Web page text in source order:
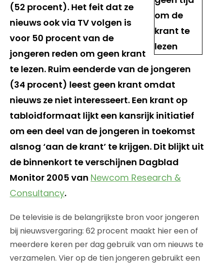
(52 procent). Het feit dat ze
nieuws ook via TV volgen is
voor 50 procent van de
jongeren reden om geen krant
te lezen. Ruim eenderde van de jongeren
(34 procent) leest geen krant omdat
nieuws ze niet interesseert. Een krant op
tabloidformaat lijkt een kansrijk initiatief
om een deel van de jongeren in toekomst
alsnog ‘aan de krant’ te krijgen. Dit blijkt uit
de binnenkort te verschijnen Dagblad
Monitor 2005 van Newcom Research &
Consultancy.
De televisie is de belangrijkste bron voor jongeren
bij nieuwsvergaring: 62 procent maakt hier een of
meerdere keren per dag gebruik van om nieuws te
verzamelen. Vier op de tien jongeren gebruikt een